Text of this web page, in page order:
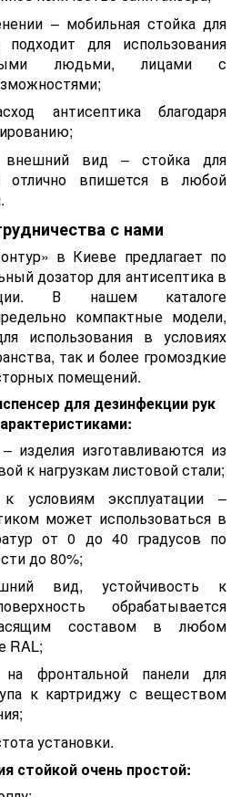
– мобильная стойка для
для использования
людьми, лицами с
антисептика благодаря
внешний вид – стойка для
отлично впишется в любой
с нами
в Киеве предлагает по
дозатор для антисептика в
В нашем каталоге
компактные модели,
использования в условиях
так и более громоздкие
помещений.
для дезинфекции рук
изделия изготавливаются из
к нагрузкам листовой стали;
к условиям эксплуатации –
может использоваться в
от 0 до 40 градусов по
до 80%;
вид, устойчивость к
обрабатывается
составом в любом
RAL;
фронтальной панели для
к картриджу с веществом
установки.
стойкой очень простой: